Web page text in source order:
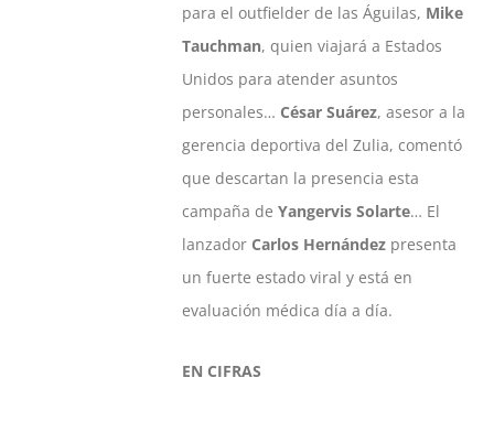
para el outfielder de las Águilas, Mike
Tauchman, quien viajará a Estados
Unidos para atender asuntos
personales… César Suárez, asesor a la
gerencia deportiva del Zulia, comentó
que descartan la presencia esta
campaña de Yangervis Solarte… El
lanzador Carlos Hernández presenta
un fuerte estado viral y está en
evaluación médica día a día.
EN CIFRAS